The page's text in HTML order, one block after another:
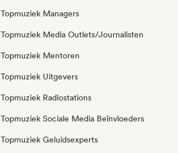
Topmuziek Managers
Topmuziek Media Outlets/Journalisten
Topmuziek Mentoren
Topmuziek Uitgevers
Topmuziek Radiostations
Topmuziek Sociale Media Beïnvloeders
Topmuziek Geluidsexperts